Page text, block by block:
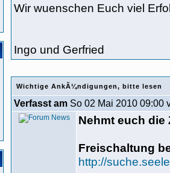
Wir wuenschen Euch viel
Ingo und Gerfried
Wichtige AnkÃ¼ndigungen, bitte lesen
Verfasst am So 02 Mai 2010 09:00
Nehmt euch die
Freischaltung
http://